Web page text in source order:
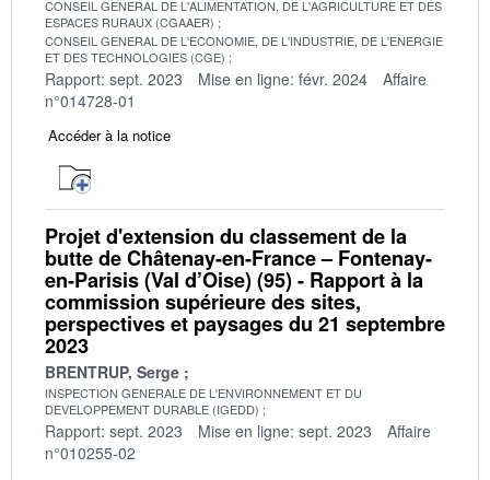
CONSEIL GENERAL DE L'ALIMENTATION, DE L'AGRICULTURE ET DES
ESPACES RURAUX (CGAAER)
CONSEIL GENERAL DE L'ECONOMIE, DE L'INDUSTRIE, DE L'ENERGIE
ET DES TECHNOLOGIES (CGE)
Rapport: sept. 2023 Mise en ligne: févr. 2024
Affaire
n°014728-01
Accéder à la notice
Projet d'extension du classement de la
butte de Châtenay-en-France – Fontenay-
en-Parisis (Val d’Oise) (95) - Rapport à la
commission supérieure des sites,
perspectives et paysages du 21 septembre
2023
BRENTRUP, Serge
INSPECTION GENERALE DE L'ENVIRONNEMENT ET DU
DEVELOPPEMENT DURABLE (IGEDD)
Rapport: sept. 2023 Mise en ligne: sept. 2023
Affaire
n°010255-02